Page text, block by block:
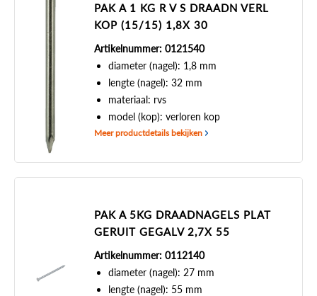
PAK A 1 KG R V S DRAADN VERL
KOP (15/15) 1,8X 30
Artikelnummer: 0121540
diameter (nagel): 1,8 mm
lengte (nagel): 32 mm
materiaal: rvs
model (kop): verloren kop
Meer productdetails bekijken
PAK A 5KG DRAADNAGELS PLAT
GERUIT GEGALV 2,7X 55
Artikelnummer: 0112140
diameter (nagel): 27 mm
lengte (nagel): 55 mm